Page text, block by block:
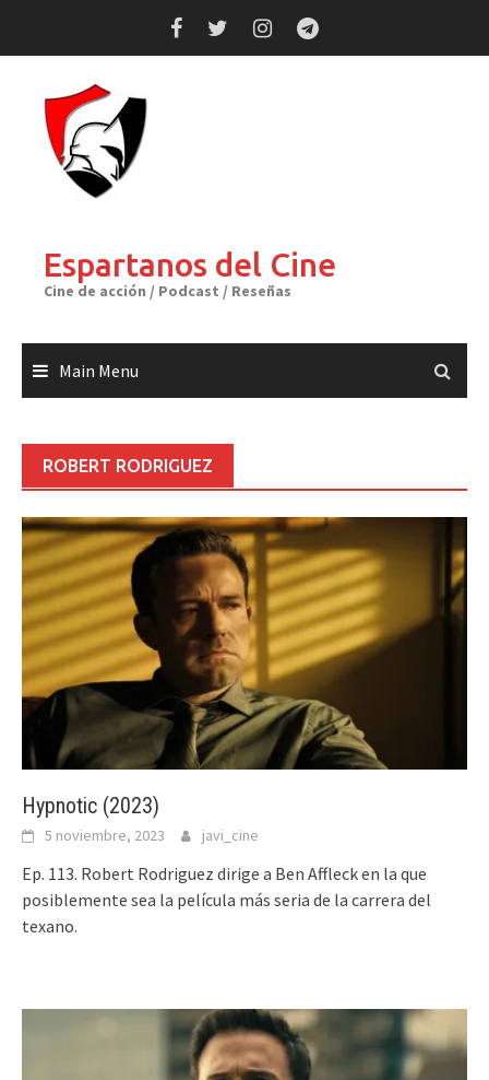
Espartanos del Cine
Cine de acción / Podcast / Reseñas
Main Menu
ROBERT RODRIGUEZ
Hypnotic (2023)
5 noviembre, 2023 javi_cine
Ep. 113. Robert Rodriguez dirige a Ben Affleck en la que
posiblemente sea la película más seria de la carrera del
texano.